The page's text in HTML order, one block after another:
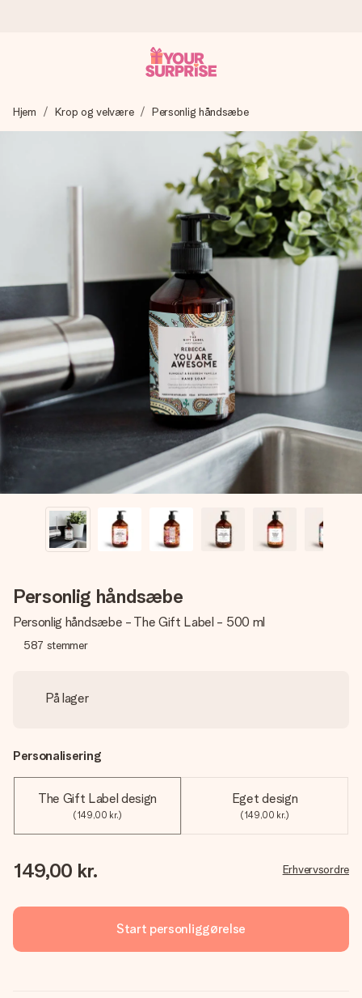
Vi laver din gave med omhu og sender den lynhurtigt – så
du kan give den på det helt rette tidspunkt, når den
4,7 (baseret på +15.000 anmeldelser)
Vores gaver inspirerer. Kunderne giver os 4,7 på Google
Gratis kort med hilsen
Lav noget særligt i blot få trin – med hendes navn, et
billede af dig eller en besked, der går lige i hendes hjerte.
Intet besvær men udelukkende en masse kærlighed i
øjeblikket.
Hjem Krop og velvære Personlig håndsæbe
Personlig håndsæbe
Personlig håndsæbe - The Gift Label - 500 ml
587 stemmer
På lager
Personalisering
The Gift Label design
(149,00 kr.)
Eget design
(149,00 kr.)
149,00 kr. Erhvervsordre
Start personliggørelse